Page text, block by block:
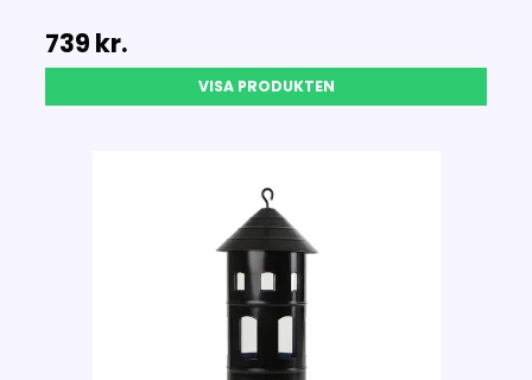
739 kr.
VISA PRODUKTEN